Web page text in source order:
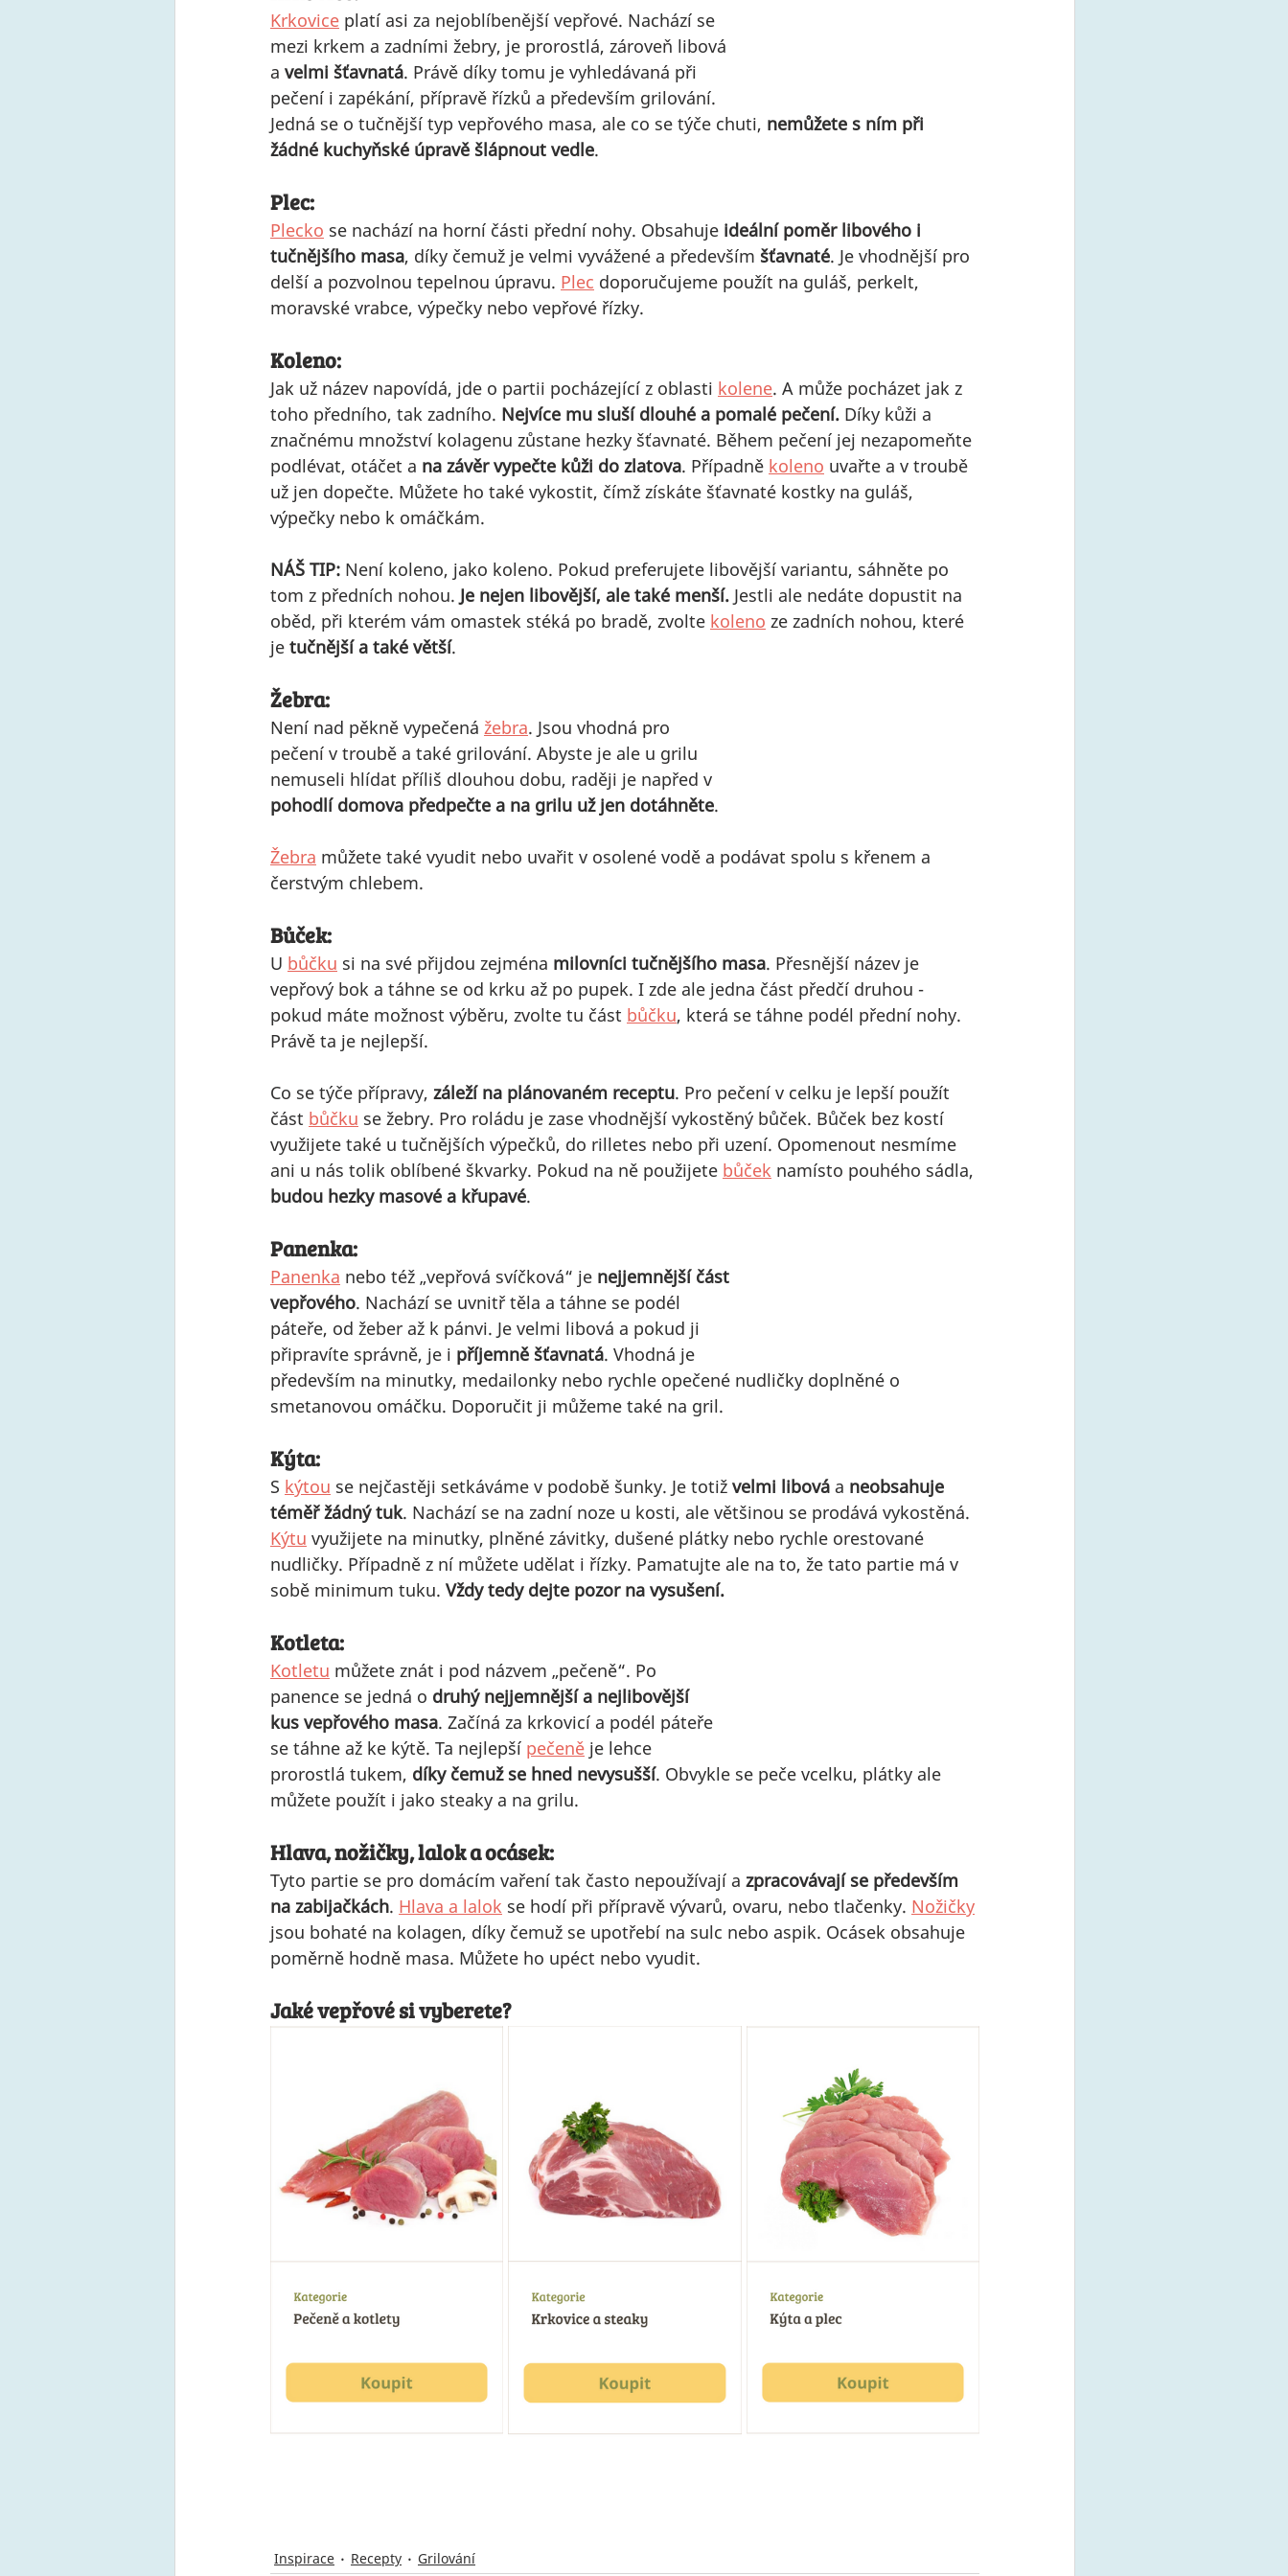
Krkovice platí asi za nejoblíbenější vepřové. Nachází se
mezi krkem a zadními žebry, je prorostlá, zároveň libová
a velmi šťavnatá. Právě díky tomu je vyhledávaná při
pečení i zapékání, přípravě řízků a především grilování.
Jedná se o tučnější typ vepřového masa, ale co se týče chuti, nemůžete s ním při
žádné kuchyňské úpravě šlápnout vedle.
Plec:
Plecko se nachází na horní části přední nohy. Obsahuje ideální poměr libového i
tučnějšího masa, díky čemuž je velmi vyvážené a především šťavnaté. Je vhodnější pro
delší a pozvolnou tepelnou úpravu. Plec doporučujeme použít na guláš, perkelt,
moravské vrabce, výpečky nebo vepřové řízky.
Koleno:
Jak už název napovídá, jde o partii pocházející z oblasti kolene. A může pocházet jak z
toho předního, tak zadního. Nejvíce mu sluší dlouhé a pomalé pečení. Díky kůži a
značnému množství kolagenu zůstane hezky šťavnaté. Během pečení jej nezapomeňte
podlévat, otáčet a na závěr vypečte kůži do zlatova. Případně koleno uvařte a v troubě
už jen dopečte. Můžete ho také vykostit, čímž získáte šťavnaté kostky na guláš,
výpečky nebo k omáčkám.
NÁŠ TIP: Není koleno, jako koleno. Pokud preferujete libovější variantu, sáhněte po
tom z předních nohou. Je nejen libovější, ale také menší. Jestli ale nedáte dopustit na
oběd, při kterém vám omastek stéká po bradě, zvolte koleno ze zadních nohou, které
je tučnější a také větší.
Žebra:
Není nad pěkně vypečená žebra. Jsou vhodná pro
pečení v troubě a také grilování. Abyste je ale u grilu
nemuseli hlídat příliš dlouhou dobu, raději je napřed v
pohodlí domova předpečte a na grilu už jen dotáhněte.
Žebra můžete také vyudit nebo uvařit v osolené vodě a podávat spolu s křenem a
čerstvým chlebem.
Bůček:
U bůčku si na své přijdou zejména milovníci tučnějšího masa. Přesnější název je
vepřový bok a táhne se od krku až po pupek. I zde ale jedna část předčí druhou -
pokud máte možnost výběru, zvolte tu část bůčku, která se táhne podél přední nohy.
Právě ta je nejlepší.
Co se týče přípravy, záleží na plánovaném receptu. Pro pečení v celku je lepší použít
část bůčku se žebry. Pro roládu je zase vhodnější vykostěný bůček. Bůček bez kostí
využijete také u tučnějších výpečků, do rilletes nebo při uzení. Opomenout nesmíme
ani u nás tolik oblíbené škvarky. Pokud na ně použijete bůček namísto pouhého sádla,
budou hezky masové a křupavé.
Panenka:
Panenka nebo též „vepřová svíčková“ je nejjemnější část
vepřového. Nachází se uvnitř těla a táhne se podél
páteře, od žeber až k pánvi. Je velmi libová a pokud ji
připravíte správně, je i příjemně šťavnatá. Vhodná je
především na minutky, medailonky nebo rychle opečené nudličky doplněné o
smetanovou omáčku. Doporučit ji můžeme také na gril.
Kýta:
S kýtou se nejčastěji setkáváme v podobě šunky. Je totiž velmi libová a neobsahuje
téměř žádný tuk. Nachází se na zadní noze u kosti, ale většinou se prodává vykostěná.
Kýtu využijete na minutky, plněné závitky, dušené plátky nebo rychle orestované
nudličky. Případně z ní můžete udělat i řízky. Pamatujte ale na to, že tato partie má v
sobě minimum tuku. Vždy tedy dejte pozor na vysušení.
Kotleta:
Kotletu můžete znát i pod názvem „pečeně“. Po
panence se jedná o druhý nejjemnější a nejlibovější
kus vepřového masa. Začíná za krkovicí a podél páteře
se táhne až ke kýtě. Ta nejlepší pečeně je lehce
prorostlá tukem, díky čemuž se hned nevysušší. Obvykle se peče vcelku, plátky ale
můžete použít i jako steaky a na grilu.
Hlava, nožičky, lalok a ocásek:
Tyto partie se pro domácím vaření tak často nepoužívají a zpracovávají se především
na zabijačkách. Hlava a lalok se hodí při přípravě vývarů, ovaru, nebo tlačenky. Nožičky
jsou bohaté na kolagen, díky čemuž se upotřebí na sulc nebo aspik. Ocásek obsahuje
poměrně hodně masa. Můžete ho upéct nebo vyudit.
Jaké vepřové si vyberete?
Inspirace Recepty Grilování